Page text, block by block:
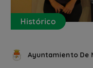
Histórico
Ayuntamiento De